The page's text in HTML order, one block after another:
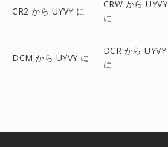
CR2 から UYVY に
CRW から UYVY
に
DCM から UYVY に
DCR から UYVY
に